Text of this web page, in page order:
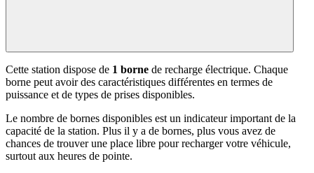
Cette station dispose de 1 borne de recharge électrique. Chaque
borne peut avoir des caractéristiques différentes en termes de
puissance et de types de prises disponibles.
Le nombre de bornes disponibles est un indicateur important de la
capacité de la station. Plus il y a de bornes, plus vous avez de
chances de trouver une place libre pour recharger votre véhicule,
surtout aux heures de pointe.